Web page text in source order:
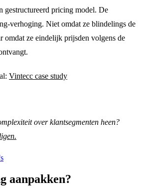
gestructureerd pricing model. De
verhoging. Niet omdat ze blindelings de
omdat ze eindelijk prijsden volgens de
Vintecc case study
over klantsegmenten heen?
aanpakken?